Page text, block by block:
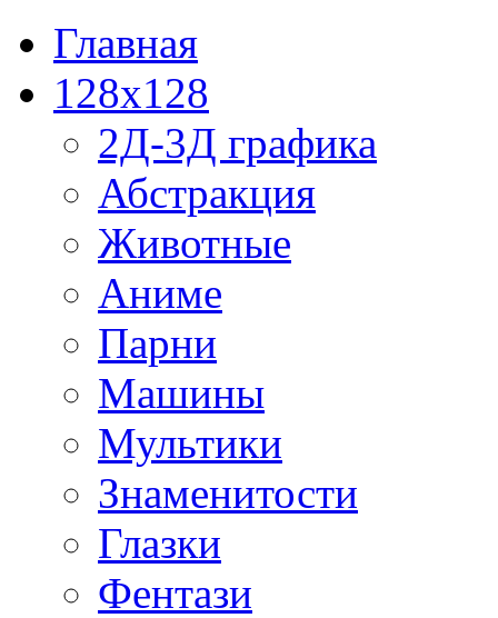
Главная
128x128
2Д-3Д графика
Абстракция
Животные
Аниме
Парни
Машины
Мультики
Знаменитости
Глазки
Фентази